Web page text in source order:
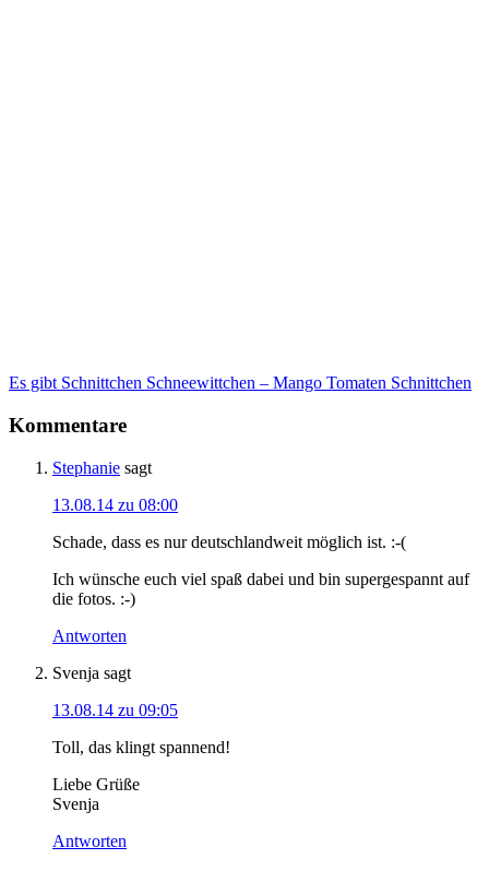
Es gibt Schnittchen Schneewittchen – Mango Tomaten Schnittchen
Kommentare
Stephanie sagt
13.08.14 zu 08:00
Schade, dass es nur deutschlandweit möglich ist. :-(
Ich wünsche euch viel spaß dabei und bin supergespannt auf
die fotos. :-)
Antworten
Svenja sagt
13.08.14 zu 09:05
Toll, das klingt spannend!
Liebe Grüße
Svenja
Antworten